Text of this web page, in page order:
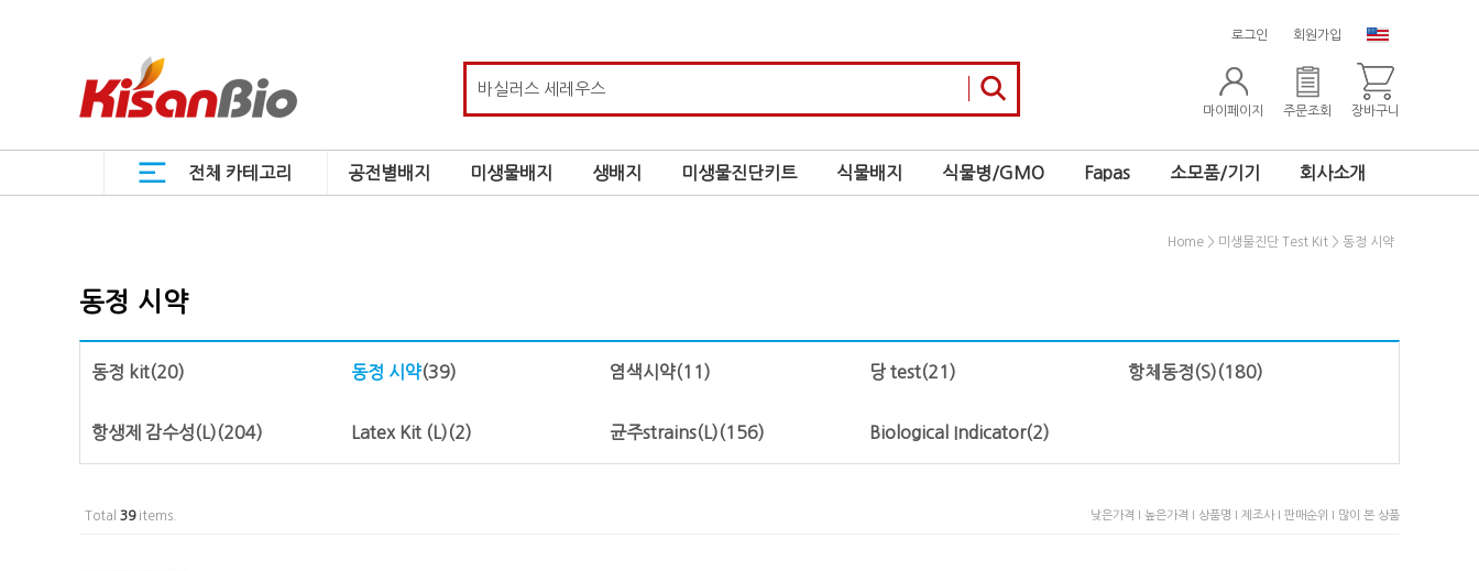
로그인 회원가입
마이페이지 주문조회 장바구니
전체 카테고리 공전별배지 미생물배지 생배지 미생물진단키트 식물배지 식물병/GMO Fapas 소모품/기기 회사소개
Home > 미생물진단 Test Kit > 동정 시약
동정 시약
동정 kit(20) 동정 시약(39) 염색시약(11) 당 test(21) 항체동정(S)(180)
항생제 감수성(L)(204) Latex Kit (L)(2) 균주strains(L)(156) Biological Indicator(2)
Total 39items. 낮은가격 I 높은가격 I 상품명 I 제조사 I 판매순위 I 많이 본 상품